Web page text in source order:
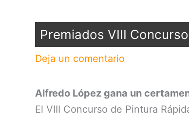
Premiados VIII
Deja un comentario
Alfredo López gana un
El VIII Concurso de Pintura